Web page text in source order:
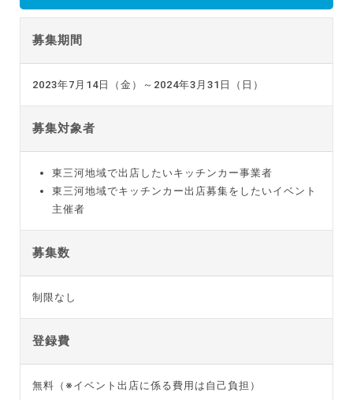
募集期間
2023年7月14日（金）～2024年3月31日（日）
募集対象者
東三河地域で出店したいキッチンカー事業者
東三河地域でキッチンカー出店募集をしたいイベント
主催者
募集数
制限なし
登録費
無料（※イベント出店に係る費用は自己負担）